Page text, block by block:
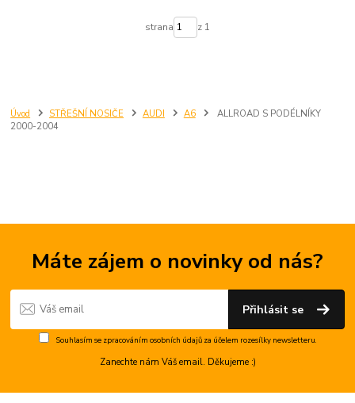
Úvod STŘEŠNÍ NOSIČE AUDI A6
ALLROAD S PODÉLNÍKY
2000-2004
strana z 1
Máte zájem o novinky od nás?
Přihlásit se
Souhlasím se zpracováním osobních údajůza účelem rozesílky newsletteru.
Zanechte nám Váš email. Děkujeme :)